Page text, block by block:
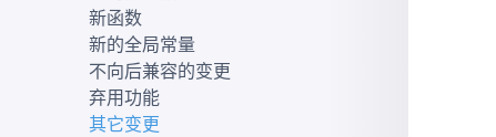
新函数
新的全局常量
不向后兼容的变更
弃用功能
其它变更